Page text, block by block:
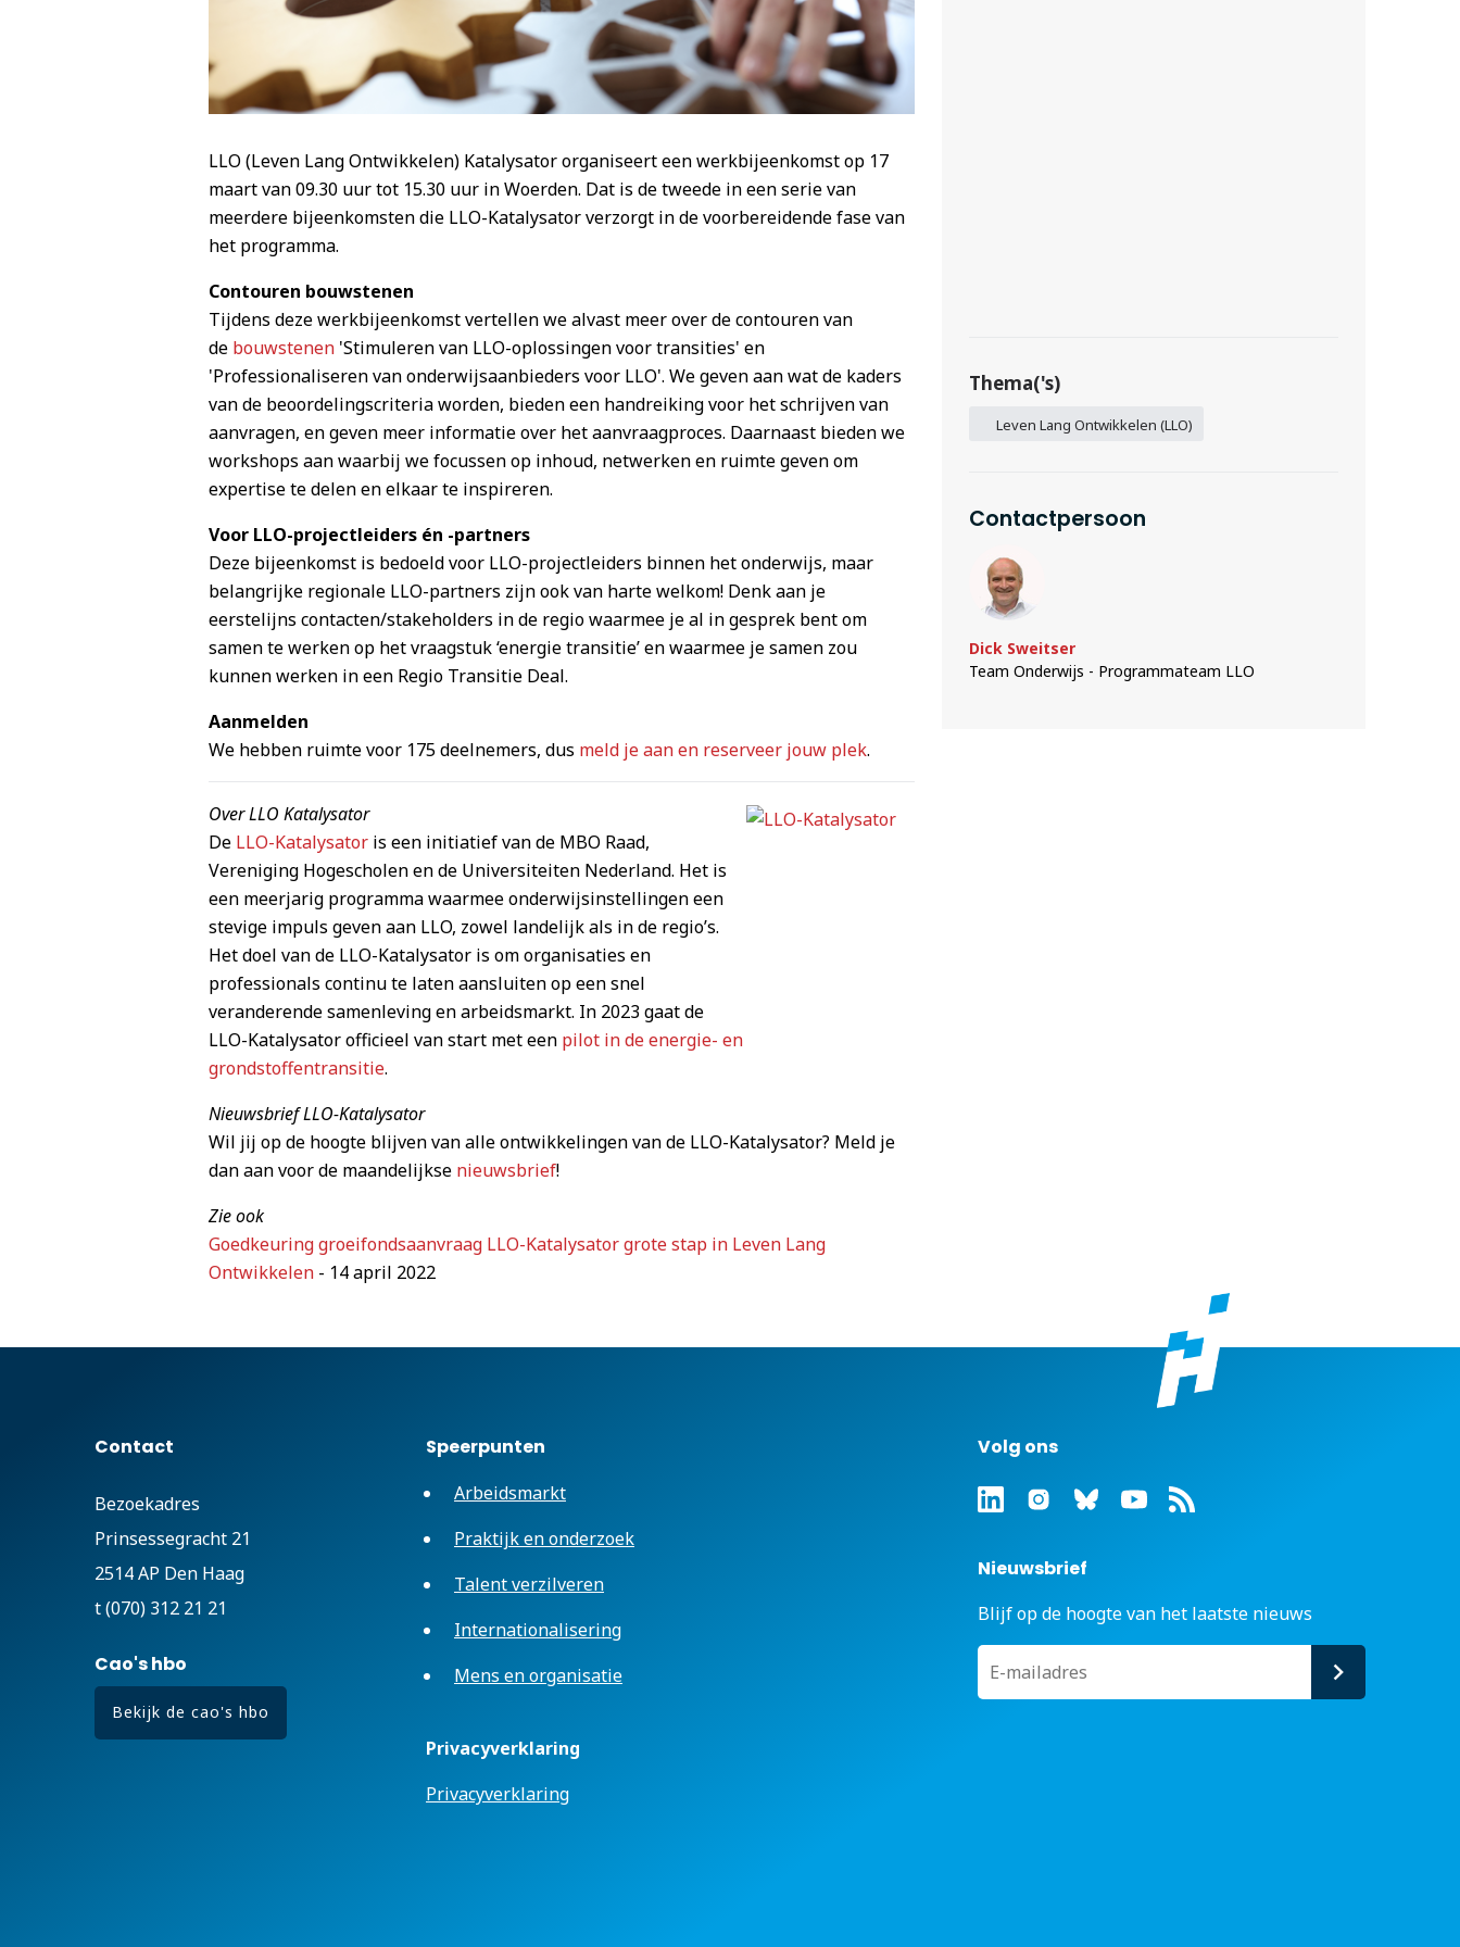
LLO (Leven Lang Ontwikkelen) Katalysator organiseert een werkbijeenkomst op 17
maart van 09.30 uur tot 15.30 uur in Woerden. Dat is de tweede in een serie van
meerdere bijeenkomsten die LLO-Katalysator verzorgt in de voorbereidende fase van
het programma.
Contouren bouwstenen
Tijdens deze werkbijeenkomst vertellen we alvast meer over de contouren van
de bouwstenen 'Stimuleren van LLO-oplossingen voor transities' en
'Professionaliseren van onderwijsaanbieders voor LLO'. We geven aan wat de kaders
van de beoordelingscriteria worden, bieden een handreiking voor het schrijven van
aanvragen, en geven meer informatie over het aanvraagproces. Daarnaast bieden we
workshops aan waarbij we focussen op inhoud, netwerken en ruimte geven om
expertise te delen en elkaar te inspireren.
Voor LLO-projectleiders én -partners
Deze bijeenkomst is bedoeld voor LLO-projectleiders binnen het onderwijs, maar
belangrijke regionale LLO-partners zijn ook van harte welkom! Denk aan je
eerstelijns contacten/stakeholders in de regio waarmee je al in gesprek bent om
samen te werken op het vraagstuk ‘energie transitie’ en waarmee je samen zou
kunnen werken in een Regio Transitie Deal.
Aanmelden
We hebben ruimte voor 175 deelnemers, dus meld je aan en reserveer jouw plek.
Over LLO Katalysator
De LLO-Katalysator is een initiatief van de MBO Raad,
Vereniging Hogescholen en de Universiteiten Nederland. Het is
een meerjarig programma waarmee onderwijsinstellingen een
stevige impuls geven aan LLO, zowel landelijk als in de regio’s.
Het doel van de LLO-Katalysator is om organisaties en
professionals continu te laten aansluiten op een snel
veranderende samenleving en arbeidsmarkt. In 2023 gaat de
LLO-Katalysator officieel van start met een pilot in de energie- en
grondstoffentransitie.
Nieuwsbrief LLO-Katalysator
Wil jij op de hoogte blijven van alle ontwikkelingen van de LLO-Katalysator? Meld je
dan aan voor de maandelijkse nieuwsbrief!
Zie ook
Goedkeuring groeifondsaanvraag LLO-Katalysator grote stap in Leven Lang
Ontwikkelen - 14 april 2022
Thema('s)
Leven Lang Ontwikkelen (LLO)
Contactpersoon
Dick Sweitser
Team Onderwijs - Programmateam LLO
Contact
Bezoekadres
Prinsessegracht 21
2514 AP Den Haag
t (070) 312 21 21
Cao's hbo
Bekijk de cao's hbo
Speerpunten
Arbeidsmarkt
Praktijk en onderzoek
Talent verzilveren
Internationalisering
Mens en organisatie
Privacyverklaring
Privacyverklaring
Volg ons
Nieuwsbrief
Blijf op de hoogte van het laatste nieuws